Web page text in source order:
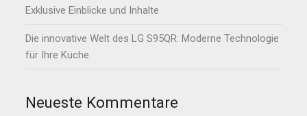
Exklusive Einblicke und Inhalte
Die innovative Welt des LG S95QR: Moderne Technologie
für Ihre Küche
Neueste Kommentare